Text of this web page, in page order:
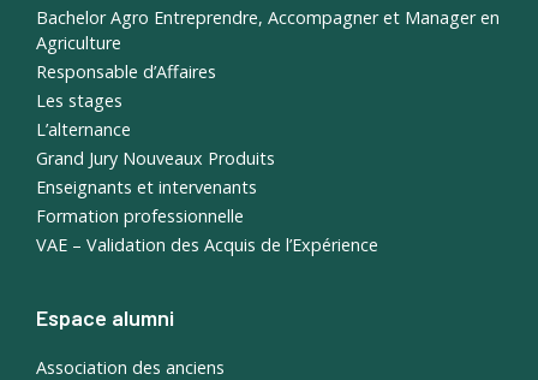
Bachelor Agro Entreprendre, Accompagner et Manager en
Agriculture
Responsable d’Affaires
Les stages
L’alternance
Grand Jury Nouveaux Produits
Enseignants et intervenants
Formation professionnelle
VAE – Validation des Acquis de l’Expérience
Espace alumni
Association des anciens